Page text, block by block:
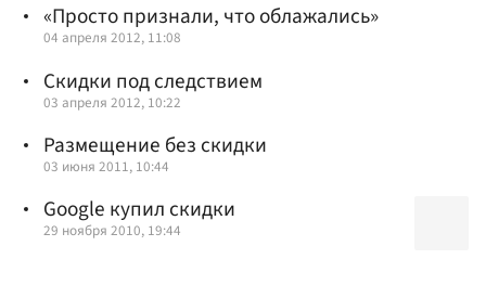
«Просто признали, что облажались»
04 апреля 2012, 11:08
Скидки под следствием
03 апреля 2012, 10:22
Размещение без скидки
03 июня 2011, 10:44
Google купил скидки
29 ноября 2010, 19:44